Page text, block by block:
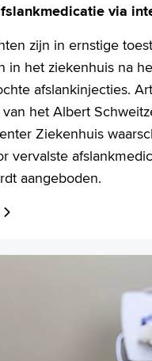
via
zijn in ernstige
in het ziekenhuis na
afslankinjecties.
het Albert
Ziekenhuis
vervalste
aangeboden.